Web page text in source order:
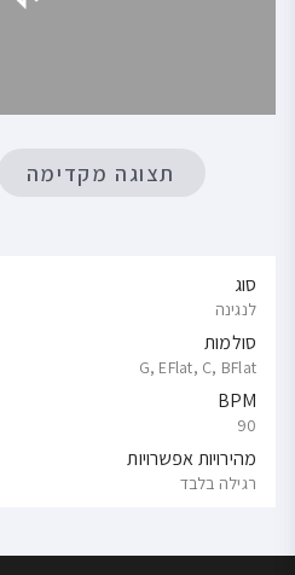
תצוגה מקדימה
סוג
לנגינה
סולמות
G, EFlat, C, BFlat
BPM
90
מהירויות אפשרויות
רגילה בלבד